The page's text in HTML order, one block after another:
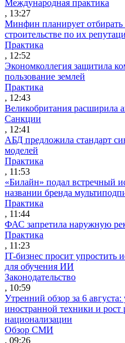
Международная практика
, 13:27
Минфин планирует отбирать
строительстве по их
Практика
, 12:52
Экономколлегия защитила
пользование землей
Практика
, 12:43
Великобритания расширила
Санкции
, 12:41
АБД предложила стандарт
моделей
Практика
, 11:53
«Билайн» подал встречный
названии бренда
Практика
, 11:44
ФАС запретила наружную
Практика
, 11:23
IT-бизнес просит упростить
для обучения ИИ
Законодательство
, 10:59
Утренний обзор за 6
иностранной техники и рост
национализации
Обзор СМИ
, 09:26